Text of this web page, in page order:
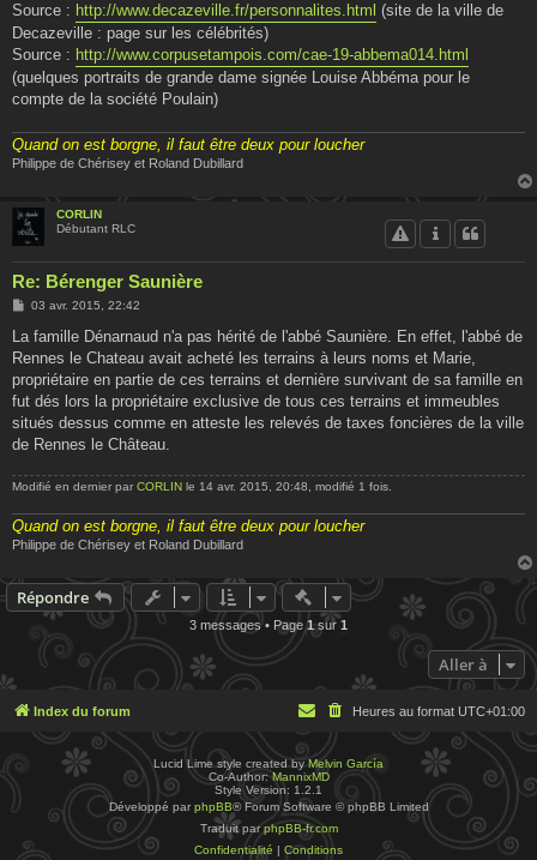
Source : http://www.decazeville.fr/personnalites.html (site de la ville de
Decazeville : page sur les célébrités)
Source : http://www.corpusetampois.com/cae-19-abbema014.html
(quelques portraits de grande dame signée Louise Abbéma pour le
compte de la société Poulain)
Quand on est borgne, il faut être deux pour loucher
Philippe de Chérisey et Roland Dubillard
CORLIN
Débutant RLC
Re: Bérenger Saunière
M
s
a
g
03 avr. 2015, 22:42
La famille Dénarnaud n'a pas hérité de l'abbé Saunière. En effet, l'abbé de
Rennes le Chateau avait acheté les terrains à leurs noms et Marie,
propriétaire en partie de ces terrains et dernière survivant de sa famille en
fut dés lors la propriétaire exclusive de tous ces terrains et immeubles
situés dessus comme en atteste les relevés de taxes foncières de la ville
de Rennes le Château.
Modifié en dernier par CORLIN le 14 avr. 2015, 20:48, modifié 1 fois.
Quand on est borgne, il faut être deux pour loucher
Philippe de Chérisey et Roland Dubillard
Répondre Actions rapides de
3 messages • Page1sur 1
Aller à
Index du forum Heures au format UTC+01:00
Lucid Lime style created byMelvin García
Co-Author:MannixMD
Style Version: 1.2.1
Développé par phpBB® Forum Software © phpBB Limited
Traduit parphpBB-fr.com
Confidentialité | Conditions